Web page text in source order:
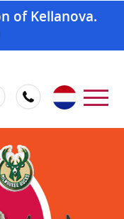
of Kellanova.